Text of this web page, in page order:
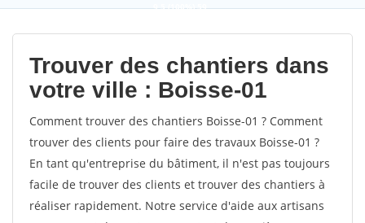
9,5(100%)59
votes
Trouver des chantiers dans
votre ville : Boisse-01
Comment trouver des chantiers Boisse-01 ? Comment
trouver des clients pour faire des travaux Boisse-01 ?
En tant qu'entreprise du bâtiment, il n'est pas toujours
facile de trouver des clients et trouver des chantiers à
réaliser rapidement. Notre service d'aide aux artisans